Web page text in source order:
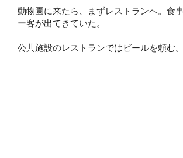
動物園に来たら、まずレストランへ。食
ー客が出てきていた。
公共施設のレストランではビールを頼む